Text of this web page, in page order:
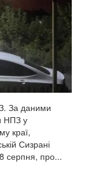
За даними
НПЗ у
краї,
Сизрані
8 серпня, про...